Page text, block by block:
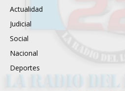
Actualidad
Judicial
Social
Nacional
Deportes